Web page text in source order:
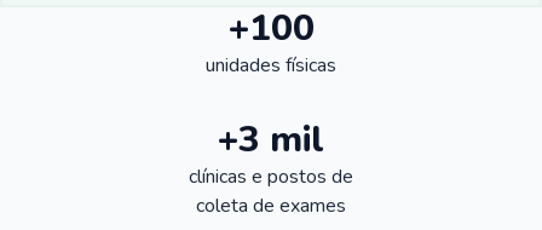
+100
unidades físicas
+3 mil
clínicas e postos de
coleta de exames